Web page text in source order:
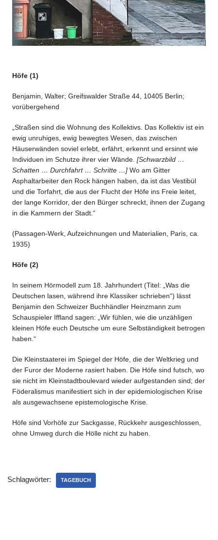
Höfe (1)
Benjamin, Walter; Greifswalder Straße 44, 10405 Berlin;
vorübergehend
„Straßen sind die Wohnung des Kollektivs. Das Kollektiv ist ein
ewig unruhiges, ewig bewegtes Wesen, das zwischen
Häuserwänden soviel erlebt, erfährt, erkennt und ersinnt wie
Individuen im Schutze ihrer vier Wände. [Schwarzbild …
Schatten … Durchfahrt … Schritte …] Wo am Gitter
Asphaltarbeiter den Rock hängen haben, da ist das Vestibül
und die Torfahrt, die aus der Flucht der Höfe ins Freie leitet,
der lange Korridor, der den Bürger schreckt, ihnen der Zugang
in die Kammern der Stadt.“
(Passagen-Werk, Aufzeichnungen und Materialien, Paris, ca.
1935)
Höfe (2)
In seinem Hörmodell zum 18. Jahrhundert (Titel: „Was die
Deutschen lasen, während ihre Klassiker schrieben“) lässt
Benjamin den Schweizer Buchhändler Heinzmann zum
Schauspieler Iffland sagen: „Wir fühlen, wie die unzähligen
kleinen Höfe euch Deutsche um eure Selbständigkeit betrogen
haben.“
Die Kleinstaaterei im Spiegel der Höfe, die der Weltkrieg und
der Furor der Moderne rasiert haben. Die Höfe sind futsch, wo
sie nicht im Kleinstadtboulevard wieder aufgestanden sind; der
Föderalismus manifestiert sich in der epidemiologischen Krise
als ausgewachsene epistemologische Krise.
Höfe sind Vorhöfe zur Sackgasse, Rückkehr ausgeschlossen,
ohne Umweg durch die Hölle nicht zu haben.
Schlagwörter: TAGEBUCH